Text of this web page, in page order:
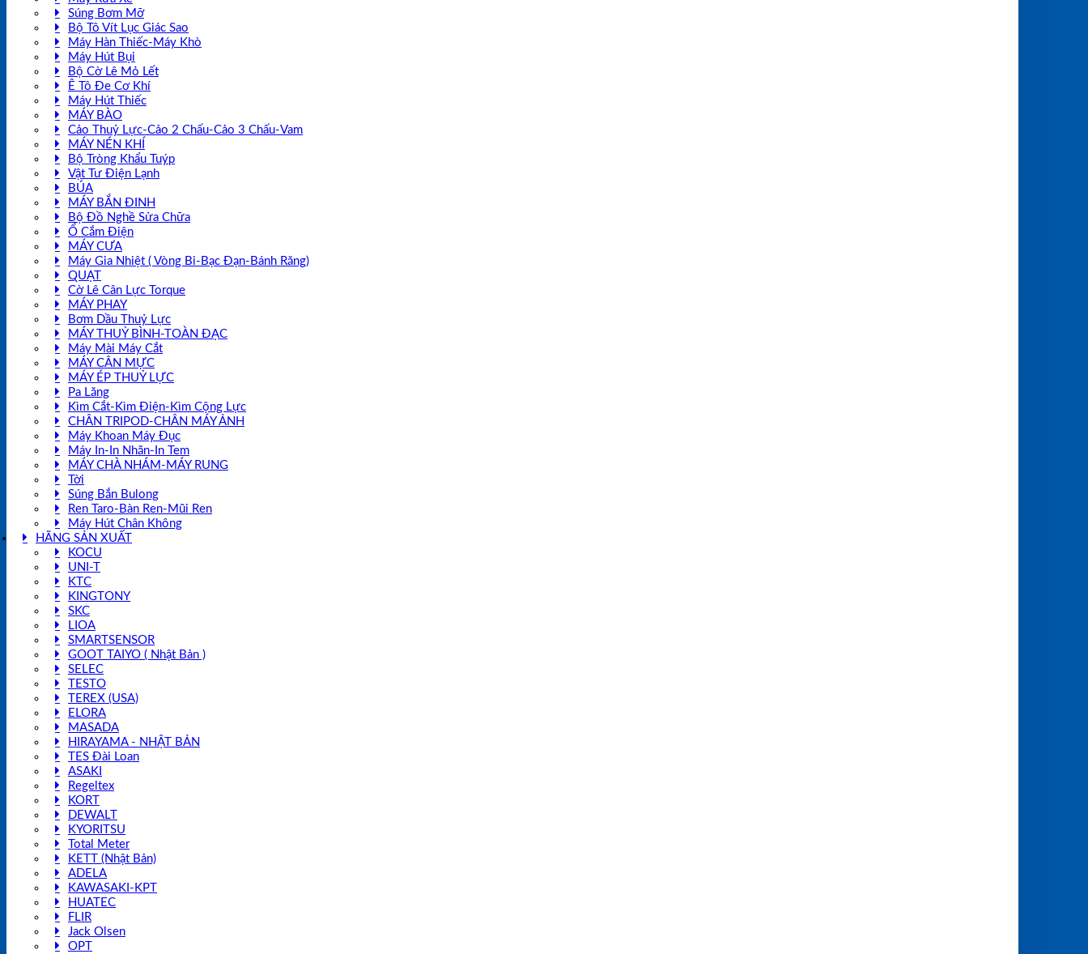
Súng Bơm Mỡ
Bộ Tô Vít Lục Giác Sao
Máy Hàn Thiếc-Máy Khò
Máy Hút Bụi
Bộ Cờ Lê Mỏ Lết
Ê Tô Đe Cơ Khí
Máy Hút Thiếc
MÁY BÀO
Cảo Thuỷ Lực-Cảo 2 Chấu-Cảo 3 Chấu-Vam
MÁY NÉN KHÍ
Bộ Tròng Khẩu Tuýp
Vật Tư Điện Lạnh
BÚA
MÁY BẮN ĐINH
Bộ Đồ Nghề Sửa Chữa
Ổ Cắm Điện
MÁY CƯA
Máy Gia Nhiệt ( Vòng Bi-Bạc Đạn-Bánh Răng)
QUẠT
Cờ Lê Cân Lực Torque
MÁY PHAY
Bơm Dầu Thuỷ Lực
MÁY THUỶ BÌNH-TOÀN ĐẠC
Máy Mài Máy Cắt
MÁY CÂN MỰC
MÁY ÉP THUỶ LỰC
Pa Lăng
Kìm Cắt-Kìm Điện-Kìm Cộng Lực
CHÂN TRIPOD-CHÂN MÁY ẢNH
Máy Khoan Máy Đục
Máy In-In Nhãn-In Tem
MÁY CHÀ NHÁM-MÁY RUNG
Tời
Súng Bắn Bulong
Ren Taro-Bàn Ren-Mũi Ren
Máy Hút Chân Không
HÃNG SẢN XUẤT
KOCU
UNI-T
KTC
KINGTONY
SKC
LIOA
SMARTSENSOR
GOOT TAIYO ( Nhật Bản )
SELEC
TESTO
TEREX (USA)
ELORA
MASADA
HIRAYAMA - NHẬT BẢN
TES Đài Loan
ASAKI
Regeltex
KORT
DEWALT
KYORITSU
Total Meter
KETT (Nhật Bản)
ADELA
KAWASAKI-KPT
HUATEC
FLIR
Jack Olsen
OPT